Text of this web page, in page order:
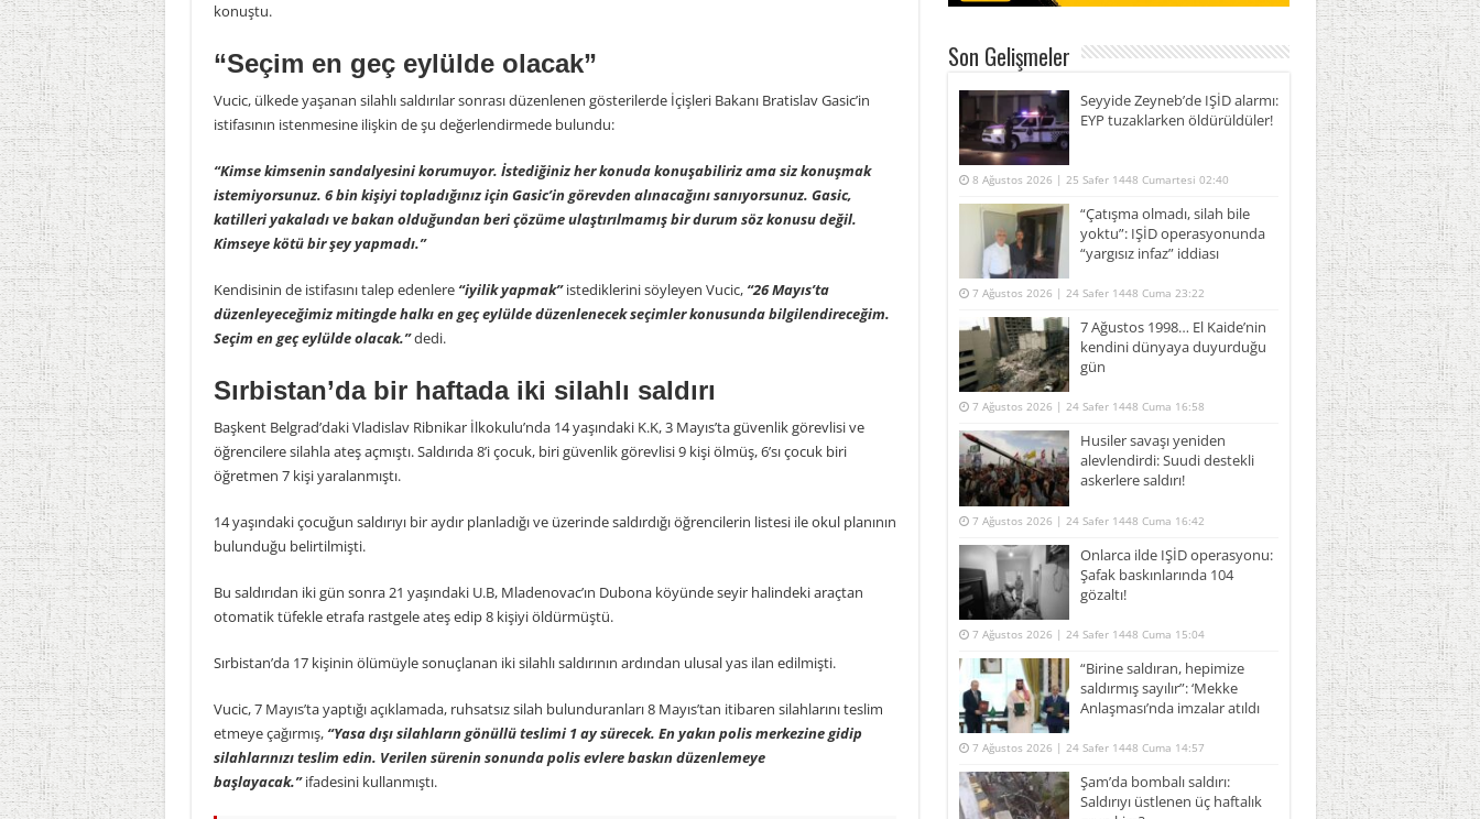
konuştu.
“Seçim en geç eylülde olacak”
Vucic, ülkede yaşanan silahlı saldırılar sonrası düzenlenen gösterilerde İçişleri Bakanı Bratislav Gasic’in
istifasının istenmesine ilişkin de şu değerlendirmede bulundu:
“Kimse kimsenin sandalyesini korumuyor. İstediğiniz her konuda konuşabiliriz ama siz konuşmak
istemiyorsunuz. 6 bin kişiyi topladığınız için Gasic’in görevden alınacağını sanıyorsunuz. Gasic,
katilleri yakaladı ve bakan olduğundan beri çözüme ulaştırılmamış bir durum söz konusu değil.
Kimseye kötü bir şey yapmadı.”
Kendisinin de istifasını talep edenlere “iyilik yapmak”istediklerini söyleyen Vucic, “26 Mayıs’ta
düzenleyeceğimiz mitingde halkı en geç eylülde düzenlenecek seçimler konusunda bilgilendireceğim.
Seçim en geç eylülde olacak.”dedi.
Sırbistan’da bir haftada iki silahlı saldırı
Başkent Belgrad’daki Vladislav Ribnikar İlkokulu’nda 14 yaşındaki K.K, 3 Mayıs’ta güvenlik görevlisi ve
öğrencilere silahla ateş açmıştı. Saldırıda 8’i çocuk, biri güvenlik görevlisi 9 kişi ölmüş, 6’sı çocuk biri
öğretmen 7 kişi yaralanmıştı.
14 yaşındaki çocuğun saldırıyı bir aydır planladığı ve üzerinde saldırdığı öğrencilerin listesi ile okul planının
bulunduğu belirtilmişti.
Bu saldırıdan iki gün sonra 21 yaşındaki U.B, Mladenovac’ın Dubona köyünde seyir halindeki araçtan
otomatik tüfekle etrafa rastgele ateş edip 8 kişiyi öldürmüştü.
Sırbistan’da 17 kişinin ölümüyle sonuçlanan iki silahlı saldırının ardından ulusal yas ilan edilmişti.
Vucic, 7 Mayıs’ta yaptığı açıklamada, ruhsatsız silah bulunduranları 8 Mayıs’tan itibaren silahlarını teslim
etmeye çağırmış, “Yasa dışı silahların gönüllü teslimi 1 ay sürecek. En yakın polis merkezine gidip
silahlarınızı teslim edin. Verilen sürenin sonunda polis evlere baskın düzenlemeye
başlayacak.”ifadesini kullanmıştı.
Son Gelişmeler
Seyyide Zeyneb’de IŞİD alarmı:
EYP tuzaklarken öldürüldüler!
8 Ağustos 2026 | 25 Safer 1448 Cumartesi 02:40
“Çatışma olmadı, silah bile
yoktu”: IŞİD operasyonunda
“yargısız infaz” iddiası
7 Ağustos 2026 | 24 Safer 1448 Cuma 23:22
7 Ağustos 1998… El Kaide’nin
kendini dünyaya duyurduğu
gün
7 Ağustos 2026 | 24 Safer 1448 Cuma 16:58
Husiler savaşı yeniden
alevlendirdi: Suudi destekli
askerlere saldırı!
7 Ağustos 2026 | 24 Safer 1448 Cuma 16:42
Onlarca ilde IŞİD operasyonu:
Şafak baskınlarında 104
gözaltı!
7 Ağustos 2026 | 24 Safer 1448 Cuma 15:04
“Birine saldıran, hepimize
saldırmış sayılır”: ‘Mekke
Anlaşması’nda imzalar atıldı
7 Ağustos 2026 | 24 Safer 1448 Cuma 14:57
Şam’da bombalı saldırı:
Saldırıyı üstlenen üç haftalık